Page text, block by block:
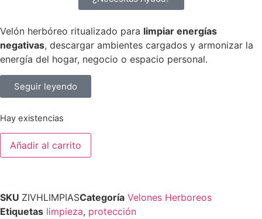
Velón herbóreo ritualizado para limpiar energías
negativas, descargar ambientes cargados y armonizar la
energía del hogar, negocio o espacio personal.
Seguir leyendo
Hay existencias
Añadir al carrito
SKU ZIVHLIMPIASCategoría Velones Herboreos
Etiquetas limpieza, protección